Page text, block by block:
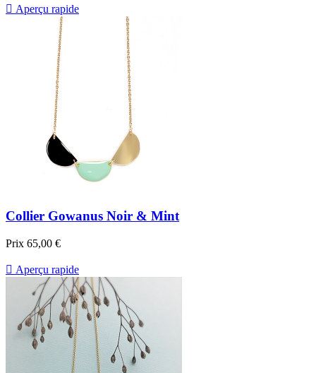
 Aperçu rapide
Collier Gowanus Noir & Mint
Prix 65,00 €
 Aperçu rapide